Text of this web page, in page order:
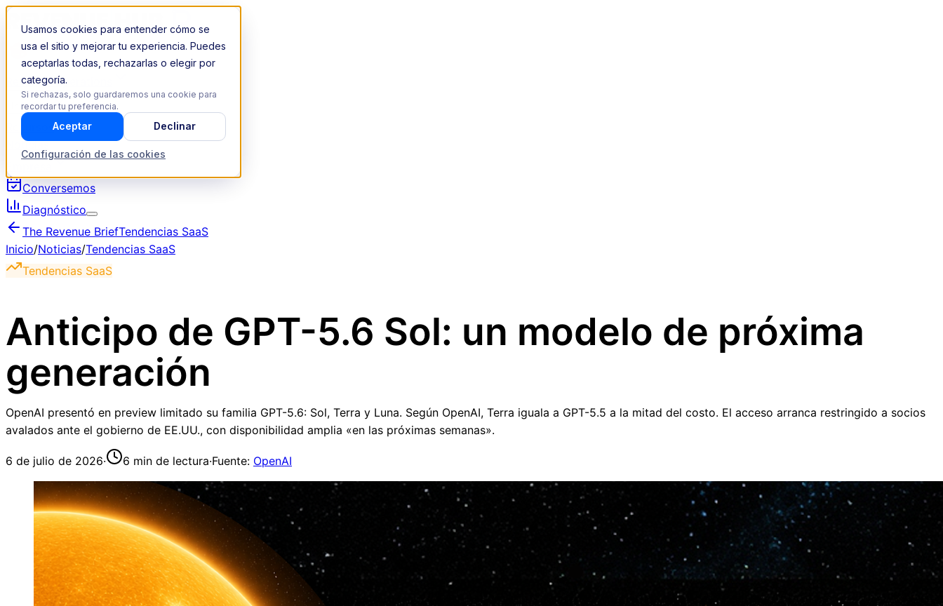
Usamos cookies para entender cómo se
usa el sitio y mejorar tu experiencia. Puedes
aceptarlas todas, rechazarlas o elegir por
categoría.
Si rechazas, solo guardaremos una cookie para
recordar tu preferencia.
Configuración de las cookies
Aceptar Declinar
Revenue Operations
Industrias
Recursos
Noticias
Conversemos
Diagnóstico
The Revenue BriefTendencias SaaS
Inicio/Noticias/Tendencias SaaS
Tendencias SaaS
Anticipo de GPT-5.6 Sol: un modelo de próxima
generación
OpenAI presentó en preview limitado su familia GPT-5.6: Sol, Terra y Luna. Según OpenAI, Terra iguala a GPT-5.5 a la mitad del costo. El acceso arranca restringido a socios
avalados ante el gobierno de EE.UU., con disponibilidad amplia «en las próximas semanas».
6 de julio de 2026· 6 min de lectura·Fuente: OpenAI